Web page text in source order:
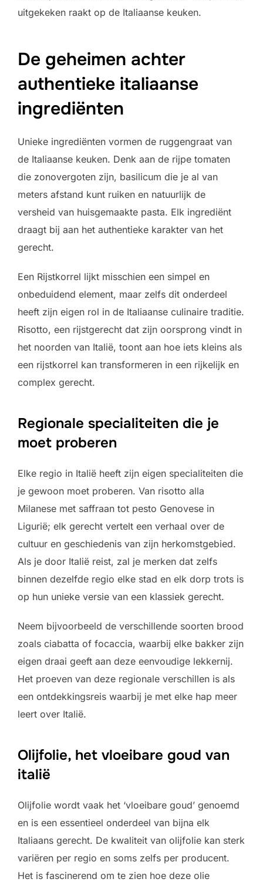
uitgekeken raakt op de Italiaanse keuken.
De geheimen achter
authentieke italiaanse
ingrediënten
Unieke ingrediënten vormen de ruggengraat van
de Italiaanse keuken. Denk aan de rijpe tomaten
die zonovergoten zijn, basilicum die je al van
meters afstand kunt ruiken en natuurlijk de
versheid van huisgemaakte pasta. Elk ingrediënt
draagt bij aan het authentieke karakter van het
gerecht.
Een Rijstkorrel lijkt misschien een simpel en
onbeduidend element, maar zelfs dit onderdeel
heeft zijn eigen rol in de Italiaanse culinaire traditie.
Risotto, een rijstgerecht dat zijn oorsprong vindt in
het noorden van Italië, toont aan hoe iets kleins als
een rijstkorrel kan transformeren in een rijkelijk en
complex gerecht.
Regionale specialiteiten die je
moet proberen
Elke regio in Italië heeft zijn eigen specialiteiten die
je gewoon moet proberen. Van risotto alla
Milanese met saffraan tot pesto Genovese in
Ligurië; elk gerecht vertelt een verhaal over de
cultuur en geschiedenis van zijn herkomstgebied.
Als je door Italië reist, zal je merken dat zelfs
binnen dezelfde regio elke stad en elk dorp trots is
op hun unieke versie van een klassiek gerecht.
Neem bijvoorbeeld de verschillende soorten brood
zoals ciabatta of focaccia, waarbij elke bakker zijn
eigen draai geeft aan deze eenvoudige lekkernij.
Het proeven van deze regionale verschillen is als
een ontdekkingsreis waarbij je met elke hap meer
leert over Italië.
Olijfolie, het vloeibare goud van
italië
Olijfolie wordt vaak het ‘vloeibare goud’ genoemd
en is een essentieel onderdeel van bijna elk
Italiaans gerecht. De kwaliteit van olijfolie kan sterk
variëren per regio en soms zelfs per producent.
Het is fascinerend om te zien hoe deze olie